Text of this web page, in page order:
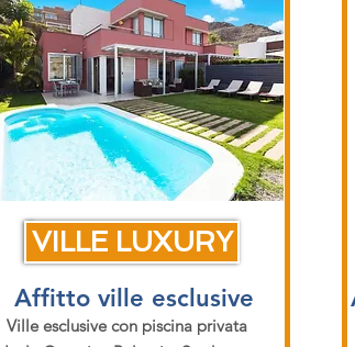
VILLE LUXURY
Affitto ville esclusive
Ville esclusive con piscina privata